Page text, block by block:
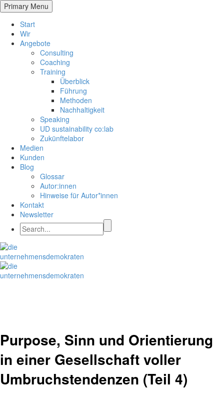
Primary Menu
Start
Wir
Angebote
Consulting
Coaching
Training
Überblick
Führung
Methoden
Nachhaltigkeit
Speaking
UD sustainability co:lab
Zukünftelabor
Medien
Kunden
Blog
Glossar
Autor:innen
Hinweise für Autor*innen
Kontakt
Newsletter
Purpose, Sinn und Orientierung
in einer Gesellschaft voller
Umbruchstendenzen (Teil 4)